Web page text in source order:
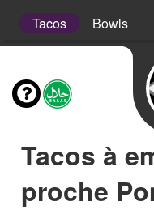
Tacos Bowls
Tacos à
proche